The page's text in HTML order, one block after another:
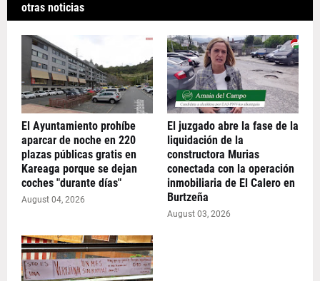
otras noticias
El Ayuntamiento prohíbe
aparcar de noche en 220
plazas públicas gratis en
Kareaga porque se dejan
coches "durante días"
August 04, 2026
El juzgado abre la fase de la
liquidación de la
constructora Murias
conectada con la operación
inmobiliaria de El Calero en
Burtzeña
August 03, 2026